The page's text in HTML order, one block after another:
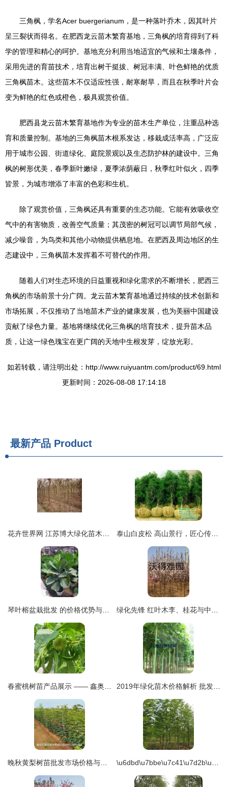
三角枫，学名Acer buergerianum，是一种落叶乔木，因其叶片
呈三裂状而得名。在肥西龙云苗木繁育基地，三角枫的培育得到了科
学的管理和精心的呵护。基地充分利用当地适宜的气候和土壤条件，
采用先进的育苗技术，培育出树干挺拔、树冠丰满、叶色鲜艳的优质
三角枫苗木。这些苗木不仅适应性强，耐寒耐旱，而且在秋季叶片会
变为鲜艳的红色或橙色，极具观赏价值。
肥西县龙云苗木繁育基地作为专业的苗木生产单位，注重品种选
育和质量控制。基地的三角枫苗木根系发达，移栽成活率高，广泛应
用于城市公园、街道绿化、庭院景观以及生态防护林的建设中。三角
枫的树形优美，春季新叶嫩绿，夏季浓荫蔽日，秋季红叶似火，四季
皆景，为城市增添了丰富的色彩和生机。
除了观赏价值，三角枫还具有重要的生态功能。它能有效吸收空
气中的有害物质，改善空气质量；其茂密的树冠可以调节局部气候，
减少噪音，为鸟类和其他小动物提供栖息地。在肥西及周边地区的生
态建设中，三角枫苗木发挥着不可替代的作用。
随着人们对生态环境的日益重视和绿化需求的不断增长，肥西三
角枫的市场前景十分广阔。龙云苗木繁育基地通过持续的技术创新和
市场拓展，不仅推动了当地苗木产业的健康发展，也为美丽中国建设
贡献了绿色力量。基地将继续优化三角枫的培育技术，提升苗木品
质，让这一绿色瑰宝在更广阔的天地中生根发芽，绽放光彩。
如若转载，请注明出处：http://www.ruiyuantm.com/product/69.html
更新时间：2026-08-08 17:14:18
最新产品 Product